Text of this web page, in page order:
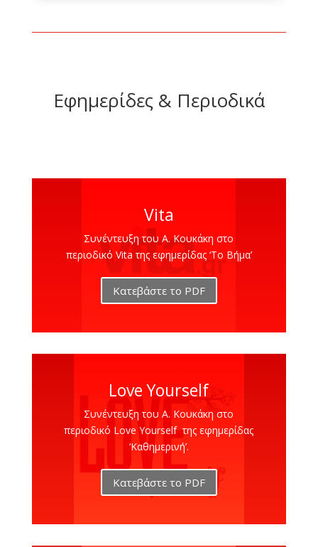
Εφημερίδες & Περιοδικά
Vita
Συνέντευξη του Α. Κουκάκη στο
περιοδικό Vita της εφημερίδας ‘Το Βήμα’
Κατεβάστε το PDF
Love Yourself
Συνέντευξη του Α. Κουκάκη στο
περιοδικό Love Yourself της εφημερίδας
‘Καθημερινή’.
Κατεβάστε το PDF